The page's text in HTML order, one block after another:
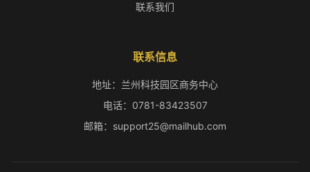
联系我们
联系信息
地址：兰州科技园区商务中心
电话：0781-83423507
邮箱：support25@mailhub.com